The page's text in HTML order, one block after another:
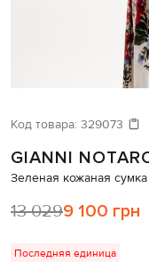
Давайте подберем что-
Код товара: 329073
GIANNI
Зеленая кожаная
13 0299 100 грн
Последняя единица